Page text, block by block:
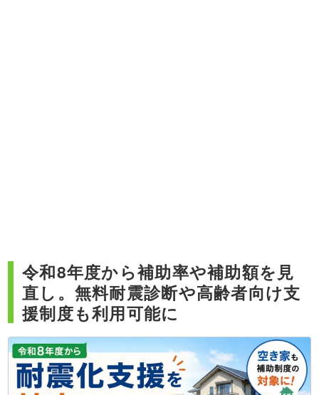
令和8年度から補助率や補助額を見
直し。無料耐震診断や高齢者向け支
援制度も利用可能に